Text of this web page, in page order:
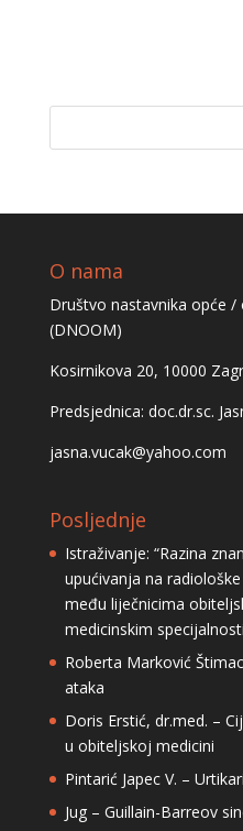
O nama
Društvo nastavnika opće /
(DNOOM)
Kosirnikova 20, 10000
Predsjednica: doc.dr.sc.
jasna.vucak@yahoo.com
Posljednje
Istraživanje: “Razina
upućivanja na
među liječnicima
medicinskim
Roberta Marković
ataka
Doris Erstić, dr.med. –
u obiteljskoj medicini
Pintarić Japec V. –
Jug – Guillain-Barreov